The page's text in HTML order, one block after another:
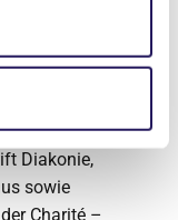
Berlin-Mitte,
Diakonie,
sowie
Charité –